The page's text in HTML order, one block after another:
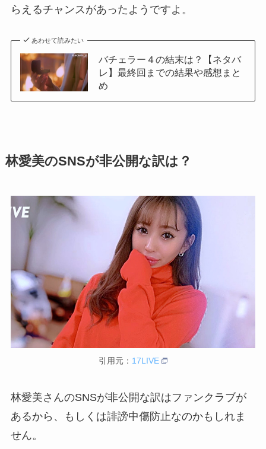
らえるチャンスがあったようですよ。
あわせて読みたい
バチェラー４の結末は？【ネタバ
レ】最終回までの結果や感想まと
め
林愛美のSNSが非公開な訳は？
引用元： 17LIVE
林愛美さんのSNSが非公開な訳はファンクラブが
あるから、もしくは誹謗中傷防止なのかもしれま
せん。